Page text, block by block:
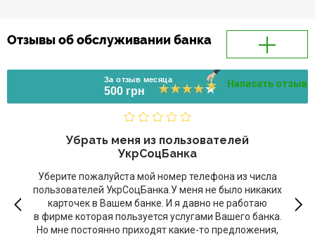
Отзывы об обслуживании банка
За отзыв месяца
500 грн
Написать отзыв
Убрать меня из пользователей
УкрСоцБанка
Уберите пожалуйста мой номер телефона из числа
пользователей УкрСоцБанка.У меня не было никаких
карточек в Вашем банке. И я давно не работаю
в фирме которая пользуется услугами Вашего банка.
Но мне постоянно приходят какие-то предложения,